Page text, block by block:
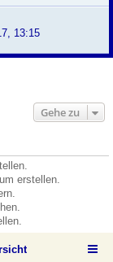
13:15
Gehe zu
erstellen.